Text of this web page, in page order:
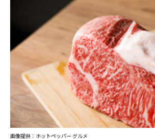
画像提供：ホットペッパー グルメ